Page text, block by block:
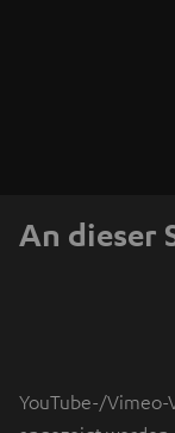
An dieser
YouTube-/Vimeo-